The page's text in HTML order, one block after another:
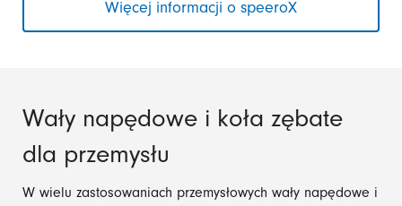
Więcej informacji o speeroX
Wały napędowe i koła zębate
dla przemysłu
W wielu zastosowaniach przemysłowych wały napędowe i